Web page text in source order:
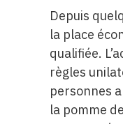
Depuis
la place
qualifiée.
règles
personnes
la pomme